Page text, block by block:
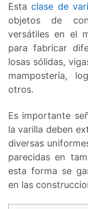
Esta clase de
objetos de
versátiles en el
para fabricar
losas sólidas,
mampostería,
otros.
Es importante
la varilla deben
diversas
parecidas en
esta forma se
en las